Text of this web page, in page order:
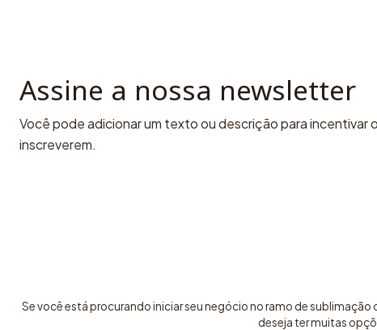
Assine a nossa newsletter
Você pode adicionar um texto ou descrição para incentivar
inscreverem.
Se você está procurando iniciar seu negócio no ramo de
deseja ter muitas